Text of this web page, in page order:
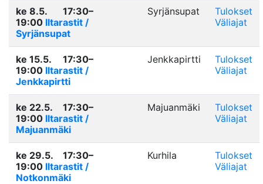
ke 8.5.
17:30–
19:00 Iltarastit /
Syrjänsupat
Syrjänsupat
Tulokset
Väliajat
ke 15.5.
17:30–
19:00 Iltarastit /
Jenkkapirtti
Jenkkapirtti
Tulokset
Väliajat
ke 22.5.
17:30–
19:00 Iltarastit /
Majuanmäki
Majuanmäki
Tulokset
Väliajat
ke 29.5.
17:30–
19:00 Iltarastit /
Notkonmäki
Kurhila
Tulokset
Väliajat